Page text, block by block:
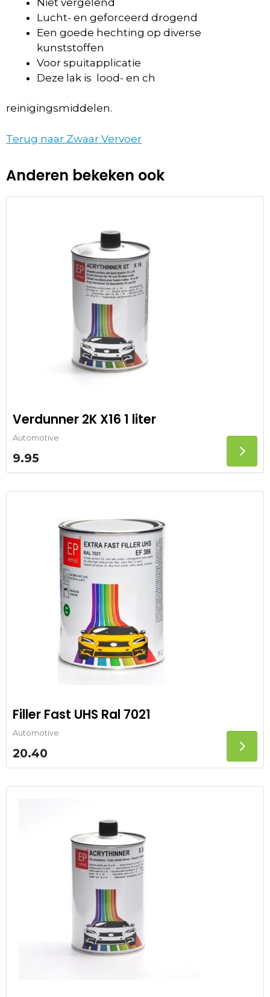
Lucht- en geforceerd drogend
Een goede hechting op diverse
kunststoffen
Voor spuitapplicatie
Deze lak is lood- en ch
reinigingsmiddelen.
Terug naar Zwaar Vervoer
Anderen bekeken ook
Verdunner 2K X16 1 liter
Automotive
9.95
Filler Fast UHS Ral 7021
Automotive
20.40